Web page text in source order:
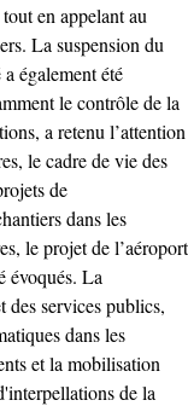
en appelant au
La suspension du
également été
le contrôle de la
a retenu l’attention
le cadre de vie des
de
dans les
le projet de l’aéroport
évoqués. ‎La
des services publics,
dans les
et la mobilisation
de la